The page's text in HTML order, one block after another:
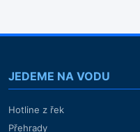
JEDEME NA VODU
Hotline z řek
Přehrady